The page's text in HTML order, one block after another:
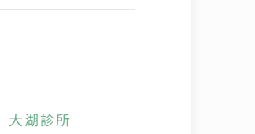
大湖診所